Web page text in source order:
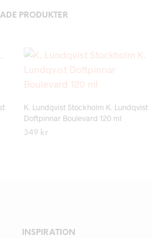
PRODUKTER
Add to wishlist
K. Lundqvist Stockholm K. Lundqvist
Doftpinnar Boulevard 120 ml
349 kr
INSPIRATION